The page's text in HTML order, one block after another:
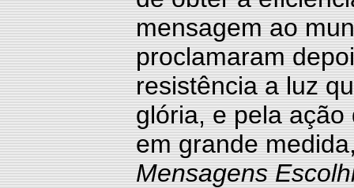
mensagem ao
proclamaram
resistência a luz
glória, e pela
em grande
Mensagens